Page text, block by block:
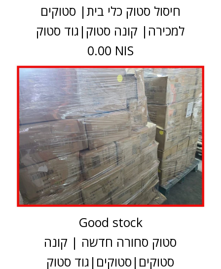
חיסול סטוק כלי בית| סטוקים
למכירה| קונה סטוק|גוד סטוק
0.00 NIS
Good stock
סטוק סחורה חדשה | קונה
סטוקים|סטוקים|גוד סטוק